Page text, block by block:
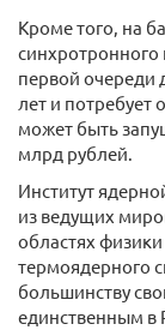
Кроме того, на
синхротронного
первой очереди
лет и потребует
может быть
млрд рублей.
Институт
из ведущих
областях
термоядерного
большинству
единственным в